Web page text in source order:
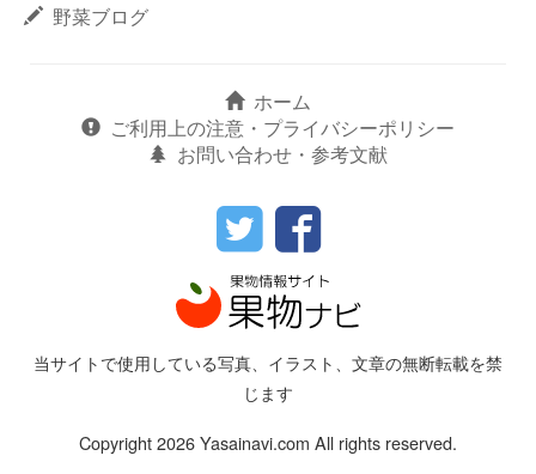
野菜ブログ
ホーム
ご利用上の注意・プライバシーポリシー
お問い合わせ・参考文献
当サイトで使用している写真、イラスト、文章の無断転載を禁
じます
Copyright 2026 Yasainavi.com All rights reserved.